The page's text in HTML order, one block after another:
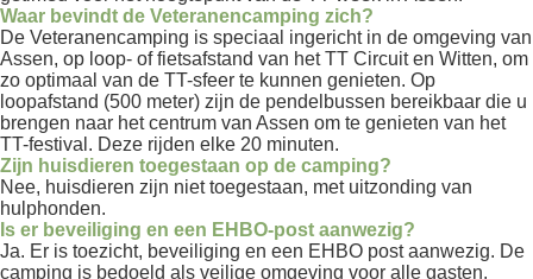
Waar bevindt de Veteranencamping zich?
De Veteranencamping is speciaal ingericht in de omgeving van
Assen, op loop- of fietsafstand van het TT Circuit en Witten, om
zo optimaal van de TT-sfeer te kunnen genieten. Op
loopafstand (500 meter) zijn de pendelbussen bereikbaar die u
brengen naar het centrum van Assen om te genieten van het
TT-festival. Deze rijden elke 20 minuten.
Zijn huisdieren toegestaan op de camping?
Nee, huisdieren zijn niet toegestaan, met uitzonding van
hulphonden.
Is er beveiliging en een EHBO-post aanwezig?
Ja. Er is toezicht, beveiliging en een EHBO post aanwezig. De
camping is bedoeld als veilige omgeving voor alle gasten.